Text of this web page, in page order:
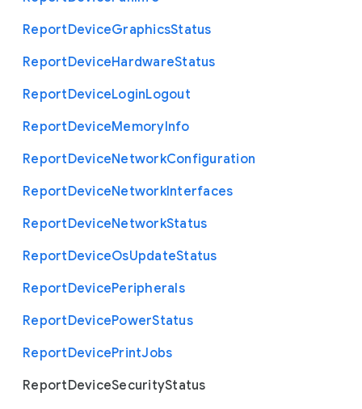
ReportDeviceGraphicsStatus
ReportDeviceHardwareStatus
ReportDeviceLoginLogout
ReportDeviceMemoryInfo
ReportDeviceNetworkConfiguration
ReportDeviceNetworkInterfaces
ReportDeviceNetworkStatus
ReportDeviceOsUpdateStatus
ReportDevicePeripherals
ReportDevicePowerStatus
ReportDevicePrintJobs
ReportDeviceSecurityStatus